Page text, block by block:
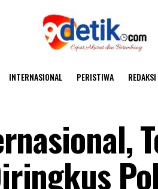
INTERNASIONAL PERISTIWA REDAKSI